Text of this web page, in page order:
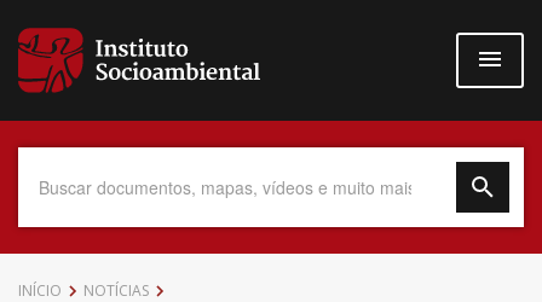
para
conteúdo
Data do Documento
INÍCIO
NOTÍCIAS